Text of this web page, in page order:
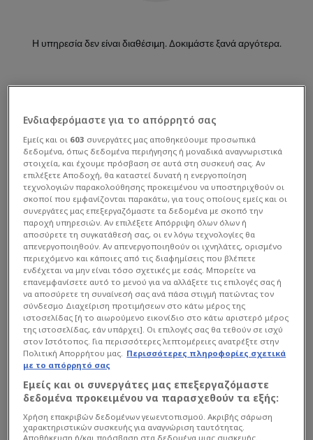
Η υπηρεσία δεν είναι διαθέσιμη. Δοκιμάστε ξανά αργότερα.
Στατιστικά Διοργάνωσης
Υπηρεσία μη διαθέσιμη
Η υπηρεσία δεν είναι διαθέσιμη. Δοκιμάστε ξανά αργότερα.
Ενδιαφερόμαστε για το απόρρητό σας
Εμείς και οι 603 συνεργάτες μας αποθηκεύουμε προσωπικά
δεδομένα, όπως δεδομένα περιήγησης ή μοναδικά αναγνωριστικά
στοιχεία, και έχουμε πρόσβαση σε αυτά στη συσκευή σας. Αν
επιλέξετε Αποδοχή, θα καταστεί δυνατή η ενεργοποίηση
τεχνολογιών παρακολούθησης προκειμένου να υποστηριχθούν οι
σκοποί που εμφανίζονται παρακάτω, για τους οποίους εμείς και οι
συνεργάτες μας επεξεργαζόμαστε τα δεδομένα με σκοπό την
παροχή υπηρεσιών. Αν επιλέξετε Απόρριψη όλων όλων ή
αποσύρετε τη συγκατάθεσή σας, οι εν λόγω τεχνολογίες θα
απενεργοποιηθούν. Αν απενεργοποιηθούν οι ιχνηλάτες, ορισμένο
περιεχόμενο και κάποιες από τις διαφημίσεις που βλέπετε
ενδέχεται να μην είναι τόσο σχετικές με εσάς. Μπορείτε να
επανεμφανίσετε αυτό το μενού για να αλλάξετε τις επιλογές σας ή
να αποσύρετε τη συναίνεσή σας ανά πάσα στιγμή πατώντας τον
σύνδεσμο Διαχείριση προτιμήσεων στο κάτω μέρος της
ιστοσελίδας [ή το αιωρούμενο εικονίδιο στο κάτω αριστερό μέρος
της ιστοσελίδας, εάν υπάρχει]. Οι επιλογές σας θα τεθούν σε ισχύ
στον Ιστότοπος. Για περισσότερες λεπτομέρειες ανατρέξτε στην
Πολιτική Απορρήτου μας. Περισσότερες πληροφορίες σχετικά
με το απόρρητό σας
Εμείς και οι συνεργάτες μας επεξεργαζόμαστε
δεδομένα προκειμένου να παρασχεθούν τα εξής:
Χρήση επακριβών δεδομένων γεωεντοπισμού. Ακριβής σάρωση
χαρακτηριστικών συσκευής για αναγνώριση ταυτότητας.
Αποθήκευση ή/και πρόσβαση στα δεδομένα μιας συσκευής.